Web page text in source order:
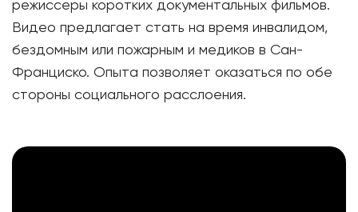
режиссеры коротких документальных фильмов.
Видео предлагает стать на время инвалидом,
бездомным или пожарным и медиков в Сан-
Франциско. Опыта позволяет оказаться по обе
стороны социального расслоения.